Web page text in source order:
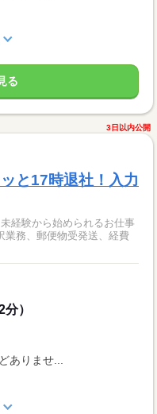
る
3日以内公開
と17時退社！入力
経験から始められるお仕事
務、郵便物受発送、経費
）
ありませ...